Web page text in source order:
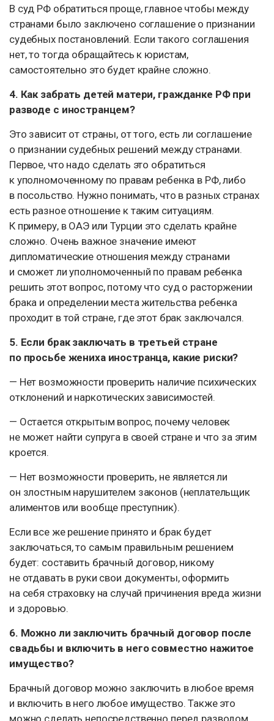
В суд РФ обратиться проще, главное чтобы между
странами было заключено соглашение о признании
судебных постановлений. Если такого соглашения
нет, то тогда обращайтесь к юристам,
самостоятельно это будет крайне сложно.
4. Как забрать детей матери, гражданке РФ при
разводе с иностранцем?
Это зависит от страны, от того, есть ли соглашение
о признании судебных решений между странами.
Первое, что надо сделать это обратиться
к уполномоченному по правам ребенка в РФ, либо
в посольство. Нужно понимать, что в разных странах
есть разное отношение к таким ситуациям.
К примеру, в ОАЭ или Турции это сделать крайне
сложно. Очень важное значение имеют
дипломатические отношения между странами
и сможет ли уполномоченный по правам ребенка
решить этот вопрос, потому что суд о расторжении
брака и определении места жительства ребенка
проходит в той стране, где этот брак заключался.
5. Если брак заключать в третьей стране
по просьбе жениха иностранца, какие риски?
— Нет возможности проверить наличие психических
отклонений и наркотических зависимостей.
— Остается открытым вопрос, почему человек
не может найти супруга в своей стране и что за этим
кроется.
— Нет возможности проверить, не является ли
он злостным нарушителем законов (неплательщик
алиментов или вообще преступник).
Если все же решение принято и брак будет
заключаться, то самым правильным решением
будет: составить брачный договор, никому
не отдавать в руки свои документы, оформить
на себя страховку на случай причинения вреда жизни
и здоровью.
6. Можно ли заключить брачный договор после
свадьбы и включить в него совместно нажитое
имущество?
Брачный договор можно заключить в любое время
и включить в него любое имущество. Также это
можно сделать непосредственно перед разводом